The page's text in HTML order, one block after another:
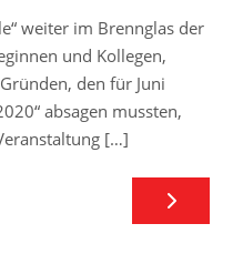
weiter im Brennglas der
und Kollegen,
den für Juni
absagen mussten,
[…]